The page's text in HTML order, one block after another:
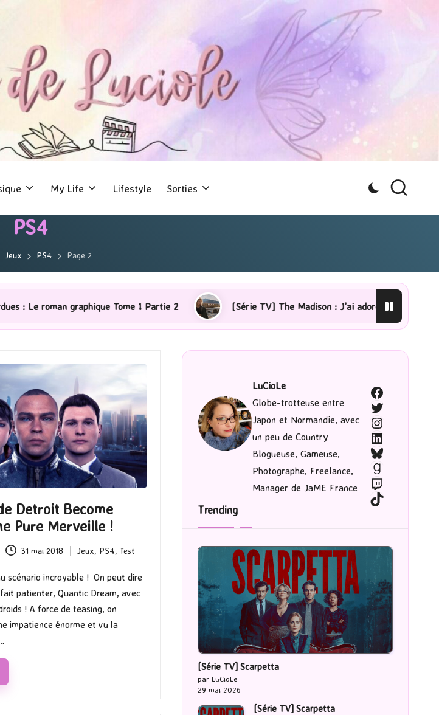
My Life Lifestyle Sorties
PS4
Jeux PS4 Page 2
1 Partie 2 [Série TV] The Madison : J’ai adoré ! [Lecture] La femme de
Detroit Become
Pure Merveille !
31 mai 2018
Posted
in
Jeux PS4 ,Test
scénario incroyable ! On peut dire
patienter, Quantic Dream, avec
! A force de teasing, on
impatience énorme et vu la
LuCioLe
Globe-trotteuse entre
Japon et Normandie, avec
un peu de Country
Blogueuse, Gameuse,
Photographe, Freelance,
Manager de JaME France
Facebook
Twitter
Instagram
LinkedIn
Bluesky
Goodreads
Twitch
TikTok
Trending
[Série TV] Scarpetta
par LuCioLe
29 mai 2026
[Série TV] Scarpetta